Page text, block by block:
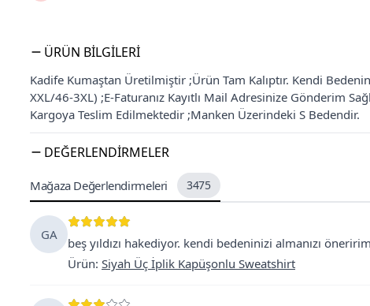
ÜRÜN BILGILERI
Kadife Kumaştan Üretilmiştir ;Ürün Tam Kalıptır. Kendi
XXL/46-3XL) ;E-Faturanız Kayıtlı Mail Adresinize Gönderim
Kargoya Teslim Edilmektedir ;Manken Üzerindeki S Bedendir.
DEĞERLENDIRMELER
Mağaza Değerlendirmeleri 3475
GA
beş yıldızı hakediyor. kendi bedeninizi almanızı
Ürün: Siyah Üç İplik Kapüşonlu Sweatshirt